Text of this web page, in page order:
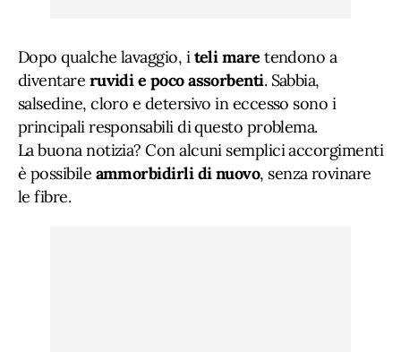
Dopo qualche lavaggio, iteli mare tendono a
diventare ruvidi e poco assorbenti. Sabbia,
salsedine, cloro e detersivo in eccesso sono i
principali responsabili di questo problema.
La buona notizia? Con alcuni semplici accorgimenti
è possibile ammorbidirli di nuovo, senza rovinare
le fibre.